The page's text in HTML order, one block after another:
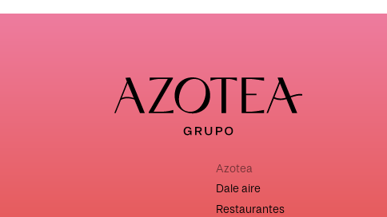
Azotea
Dale aire
Restaurantes